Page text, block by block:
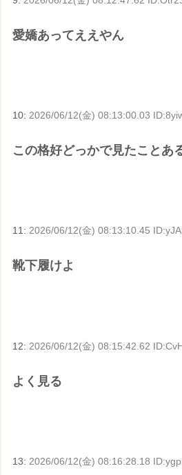
愛嬌あってええやん
10: 2026/06/12(金) 08:13:00.03
この格好どっかで見たことあ
11:2026/06/12(金) 08:13:10.45
靴下履けよ
12: 2026/06/12(金) 08:15:42.62
よく見る
13: 2026/06/12(金) 08:16:28.18